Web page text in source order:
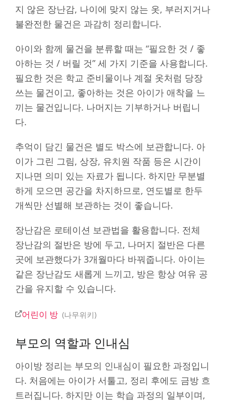
지 않은 장난감, 나이에 맞지 않는 옷, 부러지거나
불완전한 물건은 과감히 정리합니다.
아이와 함께 물건을 분류할 때는 “필요한 것 / 좋
아하는 것 / 버릴 것” 세 가지 기준을 사용합니다.
필요한 것은 학교 준비물이나 계절 옷처럼 당장
쓰는 물건이고, 좋아하는 것은 아이가 애착을 느
끼는 물건입니다. 나머지는 기부하거나 버립니
다.
추억이 담긴 물건은 별도 박스에 보관합니다. 아
이가 그린 그림, 상장, 유치원 작품 등은 시간이
지나면 의미 있는 자료가 됩니다. 하지만 무분별
하게 모으면 공간을 차지하므로, 연도별로 한두
개씩만 선별해 보관하는 것이 좋습니다.
장난감은 로테이션 보관법을 활용합니다. 전체
장난감의 절반은 방에 두고, 나머지 절반은 다른
곳에 보관했다가 3개월마다 바꿔줍니다. 아이는
같은 장난감도 새롭게 느끼고, 방은 항상 여유 공
간을 유지할 수 있습니다.
어린이 방 나무위키
부모의 역할과 인내심
아이방 정리는 부모의 인내심이 필요한 과정입니
다. 처음에는 아이가 서툴고, 정리 후에도 금방 흐
트러집니다. 하지만 이는 학습 과정의 일부이며,